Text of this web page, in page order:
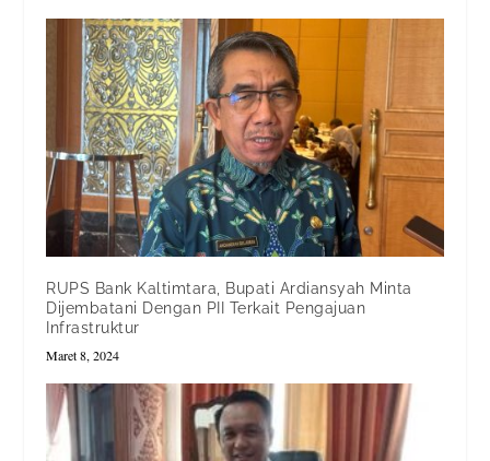
RUPS Bank Kaltimtara, Bupati Ardiansyah Minta
Dijembatani Dengan PII Terkait Pengajuan
Infrastruktur
Maret 8, 2024